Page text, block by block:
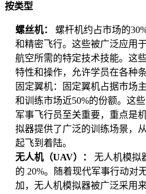
按类型
螺丝机： 螺杆机约占市场的
和精密飞行。这些被广泛应用
航空所需的特定技术技能。这
特性和操作，允许学员在各种
固定翼机：固定翼机占据市场
和训练市场近50%的份额。这
军事飞行员至关重要，重点是
拟器提供了广泛的训练场景，
起飞到着陆。
无人机（UAV）： 无人机模拟
的 20%。随着现代军事行动对
加，无人机模拟器被广泛采用